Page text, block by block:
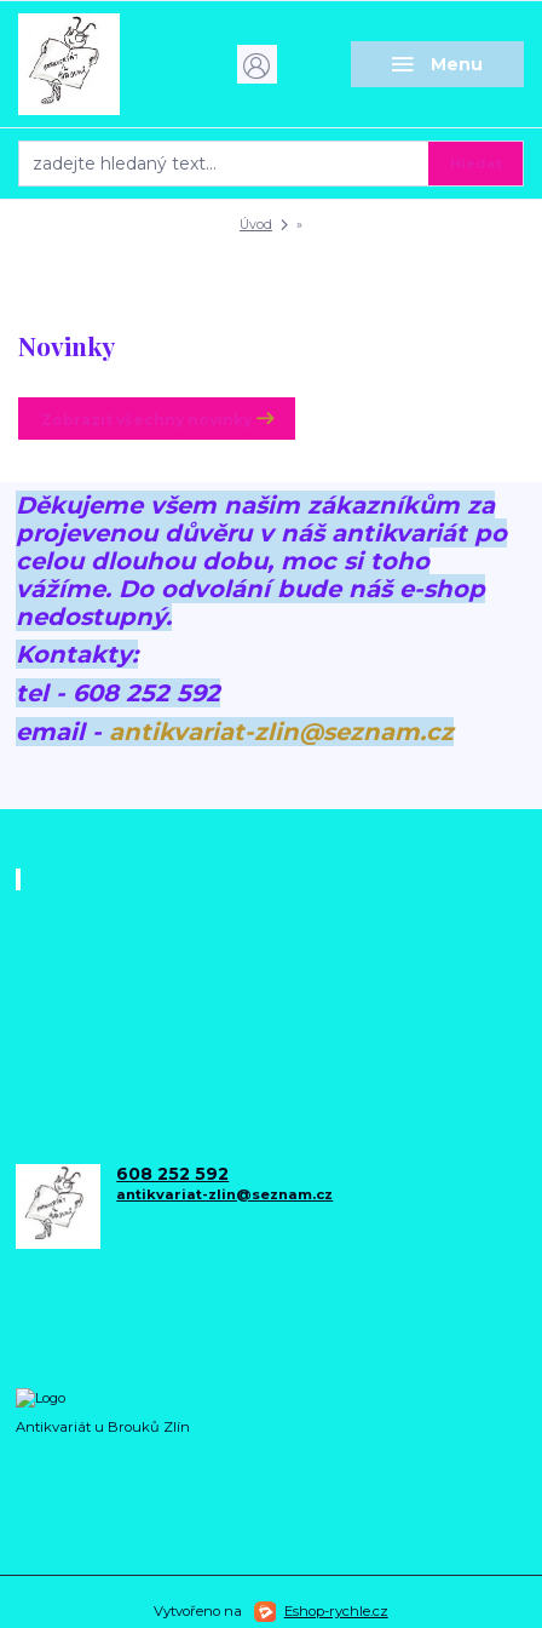
Menu
Úvod »
Novinky
Děkujeme všem našim zákazníkům za
projevenou důvěru v náš antikvariát po
celou dlouhou dobu, moc si toho
vážíme. Do odvolání bude náš e-shop
nedostupný.
Kontakty:
tel - 608 252 592
email - antikvariat-zlin@seznam.cz
608 252 592
antikvariat-zlin@seznam.cz
Antikvariát u Brouků Zlín
Vytvořeno na Eshop-rychle.cz